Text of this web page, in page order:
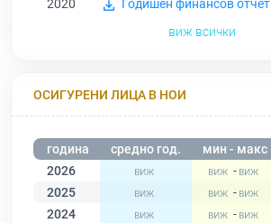
2020
Годишен финансов отчет
виж всички
ОСИГУРЕНИ ЛИЦА В НОИ
година средно год. мин - макс
2026
-
2025
-
2024
-